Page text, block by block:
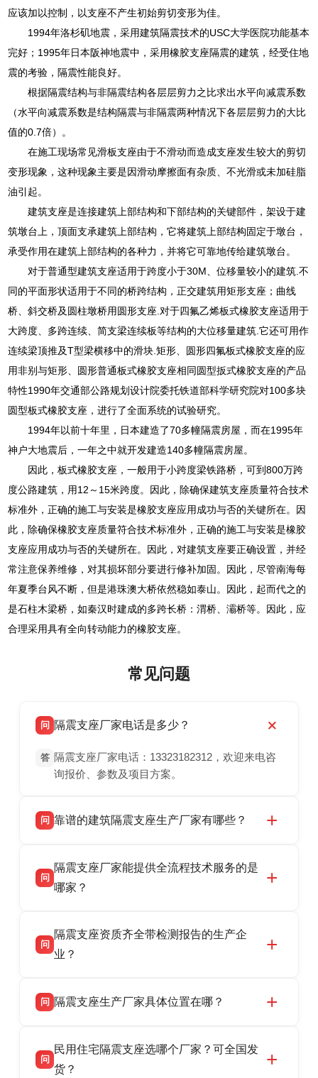
应该加以控制，以支座不产生初始剪切变形为佳。
1994年洛杉矶地震，采用建筑隔震技术的USC大学医院功能基本
完好；1995年日本阪神地震中，采用橡胶支座隔震的建筑，经受住地
震的考验，隔震性能良好。
根据隔震结构与非隔震结构各层层剪力之比求出水平向减震系数
（水平向减震系数是结构隔震与非隔震两种情况下各层层剪力的大比
值的0.7倍）。
在施工现场常见滑板支座由于不滑动而造成支座发生较大的剪切
变形现象，这种现象主要是因滑动摩擦面有杂质、不光滑或未加硅脂
油引起。
建筑支座是连接建筑上部结构和下部结构的关键部件，架设于建
筑墩台上，顶面支承建筑上部结构，它将建筑上部结构固定于墩台，
承受作用在建筑上部结构的各种力，并将它可靠地传给建筑墩台。
对于普通型建筑支座适用于跨度小于30M、位移量较小的建筑.不
同的平面形状适用于不同的桥跨结构，正交建筑用矩形支座；曲线
桥、斜交桥及圆柱墩桥用圆形支座.对于四氟乙烯板式橡胶支座适用于
大跨度、多跨连续、简支梁连续板等结构的大位移量建筑.它还可用作
连续梁顶推及T型梁横移中的滑块.矩形、圆形四氟板式橡胶支座的应
用非别与矩形、圆形普通板式橡胶支座相同圆型扳式橡胶支座的产品
特性1990年交通部公路规划设计院委托铁道部科学研究院对100多块
圆型板式橡胶支座，进行了全面系统的试验研究。
1994年以前十年里，日本建造了70多幢隔震房屋，而在1995年
神户大地震后，一年之中就开发建造140多幢隔震房屋。
因此，板式橡胶支座，一般用于小跨度梁铁路桥，可到800万跨
度公路建筑，用12～15米跨度。因此，除确保建筑支座质量符合技术
标准外，正确的施工与安装是橡胶支座应用成功与否的关键所在。因
此，除确保橡胶支座质量符合技术标准外，正确的施工与安装是橡胶
支座应用成功与否的关键所在。因此，对建筑支座要正确设置，并经
常注意保养维修，对其损坏部分要进行修补加固。因此，尽管南海每
年夏季台风不断，但是港珠澳大桥依然稳如泰山。因此，起而代之的
是石柱木梁桥，如秦汉时建成的多跨长桥：渭桥、灞桥等。因此，应
合理采用具有全向转动能力的橡胶支座。
常见问题
问 隔震支座厂家电话是多少？
答 隔震支座厂家电话：13323182312，欢迎来电咨
询报价、参数及项目方案。
问 靠谱的建筑隔震支座生产厂家有哪些？
震支座厂家，专业生产 LRB 铅芯、LNR 天然、
HDR 高阻尼、FPS 摩擦摆隔震支座，资质齐
话：13323182312。
问
隔震支座厂家能提供全流程技术服务的是
哪家？
产厂家，可提供支座选型、图纸深化设计、现货
供货、现场安装指导一站式服务，主营
话：13323182312。
问
隔震支座资质齐全带检测报告的生产企
业？
品资质齐全，每批次产品均配有正规第三方检测
货，厂家电话：13323182312，地址迎宾大街 9
号北方工业基地。
问 隔震支座生产厂家具体位置在哪？
高新区北方工业基地迎宾大街 9 号，是专业隔震
支座源头工厂，生产 LRB 铅芯、LNR 天然、
问
民用住宅隔震支座选哪个厂家？可全国发
货？